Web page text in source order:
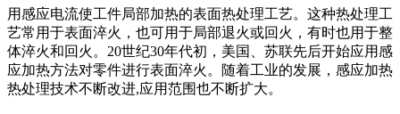
用感应电流使工件局部加热的表面热处理工艺。这种热处理工
艺常用于表面淬火，也可用于局部退火或回火，有时也用于整
体淬火和回火。20世纪30年代初，美国、苏联先后开始应用感
应加热方法对零件进行表面淬火。随着工业的发展，感应加热
热处理技术不断改进,应用范围也不断扩大。